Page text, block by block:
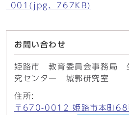
_001(jpg、767KB)
お問い合わせ
姫路市 教育委員会事務局
究センター 城郭研究室
住所:
〒670-0012 姫路市本町68